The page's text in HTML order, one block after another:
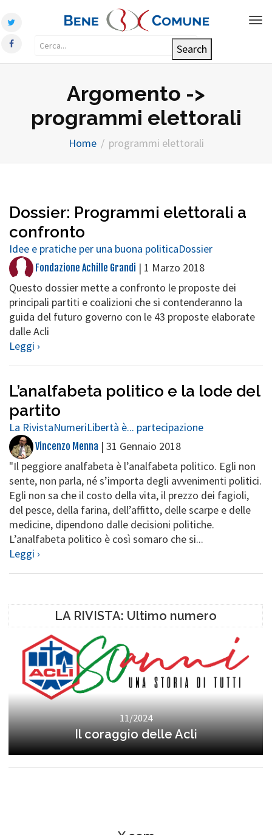
Argomento ->
programmi elettorali
Home programmi elettorali
Dossier: Programmi elettorali a
confronto
Idee e pratiche per una buona politicaDossier
Fondazione Achille Grandi | 1 Marzo 2018
Questo dossier mette a confronto le proposte dei
principali partiti e coalizioni che si contenderanno la
guida del futuro governo con le 43 proposte elaborate
dalle Acli
Leggi ›
L’analfabeta politico e la lode del
partito
La RivistaNumeriLibertà è... partecipazione
Vincenzo Menna | 31 Gennaio 2018
"Il peggiore analfabeta è l’analfabeta politico. Egli non
sente, non parla, né s’importa degli avvenimenti politici.
Egli non sa che il costo della vita, il prezzo dei fagioli,
del pesce, della farina, dell’affitto, delle scarpe e delle
medicine, dipendono dalle decisioni politiche.
L’analfabeta politico è così somaro che si...
Leggi ›
LA RIVISTA: Ultimo numero
11/2024
Il coraggio delle Acli